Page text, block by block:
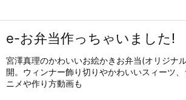
e-お弁当作っちゃいました!
宮澤真理のかわいいお絵かきお弁当(オリジナ
開。ウィンナー飾り切りやかわいいスィーツ
ニメや作り方動画も